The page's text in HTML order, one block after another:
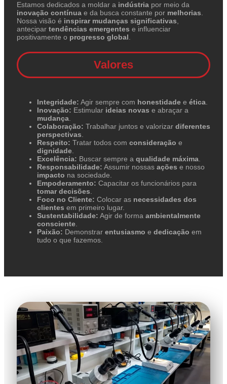
Estamos dedicados a moldar a indústria por meio da
inovação contínua e da busca constante por melhorias
Nossa visão é inspirar mudanças significativas
antecipar tendências emergentes e influenciar
positivamente o progresso global
Valores
Integridade: Agir sempre com honestidade e ética
Inovação: Estimular ideias novas e abraçar a
mudança
Colaboração: Trabalhar juntos e valorizar diferentes
perspectivas
Respeito: Tratar todos com consideração e
dignidade
Excelência: Buscar sempre a qualidade máxima
Responsabilidade: Assumir nossas ações e nosso
impacto na sociedade.
Empoderamento: Capacitar os funcionários para
tomar decisões
Foco no Cliente: Colocar as necessidades dos
clientes em primeiro lugar.
Sustentabilidade: Agir de forma ambientalmente
consciente
Paixão: Demonstrar entusiasmo e dedicação em
tudo o que fazemos.